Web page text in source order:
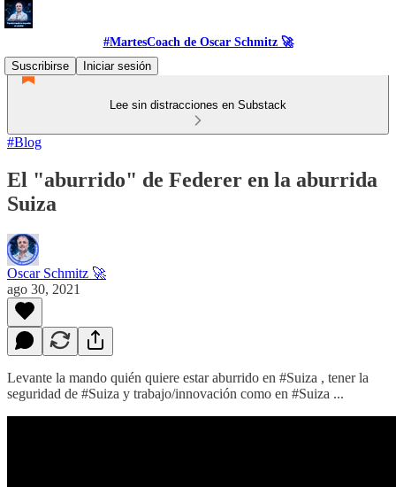
#MartesCoach de Oscar Schmitz 🚀
Suscribirse
Iniciar sesión
Lee sin distracciones en Substack
#Blog
El "aburrido" de Federer en la aburrida
Suiza
Oscar Schmitz 🚀
ago 30, 2021
Levante la mando quién quiere estar aburrido en #Suiza , tener la
seguridad de #Suiza y trabajo/innovación como en #Suiza ...